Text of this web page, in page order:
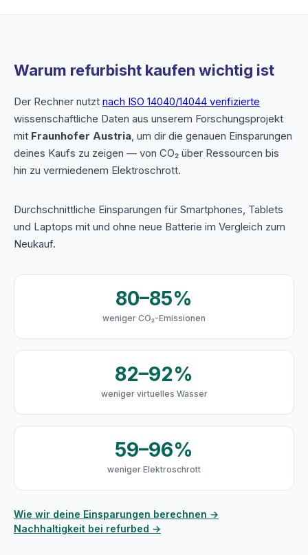
Warum refurbisht kaufen wichtig ist
Der Rechner nutzt nach ISO 14040/14044 verifizierte
wissenschaftliche Daten aus unserem Forschungsprojekt
mit Fraunhofer Austria, um dir die genauen Einsparungen
deines Kaufs zu zeigen — von CO₂ über Ressourcen bis
hin zu vermiedenem Elektroschrott.
Durchschnittliche Einsparungen für Smartphones, Tablets
und Laptops mit und ohne neue Batterie im Vergleich zum
Neukauf.
80–85%
weniger CO₂-Emissionen
82–92%
weniger virtuelles Wasser
59–96%
weniger Elektroschrott
Wie wir deine Einsparungen berechnen →
Nachhaltigkeit bei refurbed →